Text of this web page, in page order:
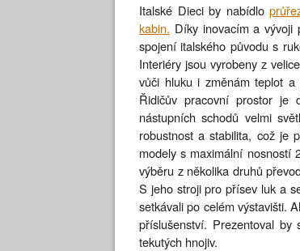
Italské Dieci by nabídlo
kabin. Díky inovacím a vývoji
spojení italského původu s
Interiéry jsou vyrobeny z
vůči hluku i změnám teplot
Řidičův pracovní prostor je
nástupních schodů velmi
robustnost a stabilita, což je
modely s maximální nosností
výběru z několika druhů
S jeho stroji pro přísev luk a
setkávali po celém výstavišti.
příslušenství. Prezentoval
tekutých hnojiv.